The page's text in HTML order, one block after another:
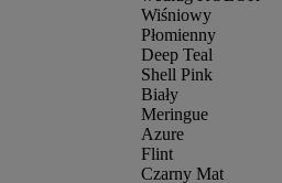
Wiśniowy
Płomienny
Deep Teal
Shell Pink
Biały
Meringue
Azure
Flint
Czarny Mat